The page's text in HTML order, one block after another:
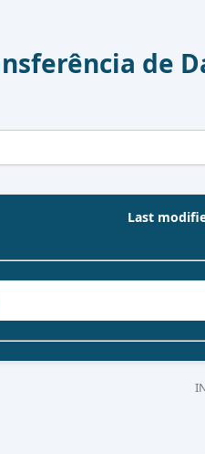
de
Last